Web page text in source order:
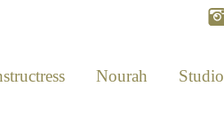
Nourah
Studio